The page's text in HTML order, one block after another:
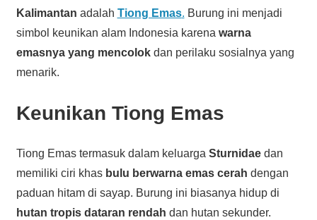
Kalimantan adalah Tiong Emas. Burung ini menjadi
simbol keunikan alam Indonesia karena warna
emasnya yang mencolokdan perilaku sosialnya yang
menarik.
Keunikan Tiong Emas
Tiong Emas termasuk dalam keluarga Sturnidaedan
memiliki ciri khas bulu berwarna emas cerah dengan
paduan hitam di sayap. Burung ini biasanya hidup di
hutan tropis dataran rendah dan hutan sekunder.